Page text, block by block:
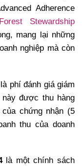
Adherence
Stewardship
mang lại những
nghiệp mà còn
phí đánh giá giám
được thu hàng
chứng nhận (5
thu của doanh
là một chính sách